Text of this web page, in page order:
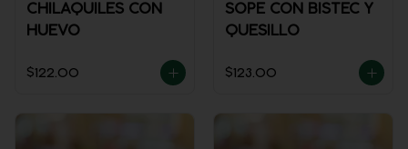
CHILAQUILES CON
HUEVO
$122.00
SOPE CON BISTEC Y
QUESILLO
$123.00